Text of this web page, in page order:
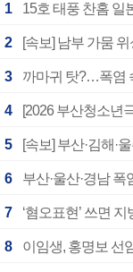
1 15호 태풍 찬홈
2 [속보] 남부 가뭄
3 까마귀 탓?…폭염
4
5 [속보] 부산·김해·
6 부산·울산·경남
7 ‘혐오표현’ 쓰면
8 이임생, 홍명보 선